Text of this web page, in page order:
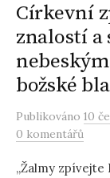
Církevní
znalostí a
božské
Publikováno 10
0 komentářů
„Žalmy